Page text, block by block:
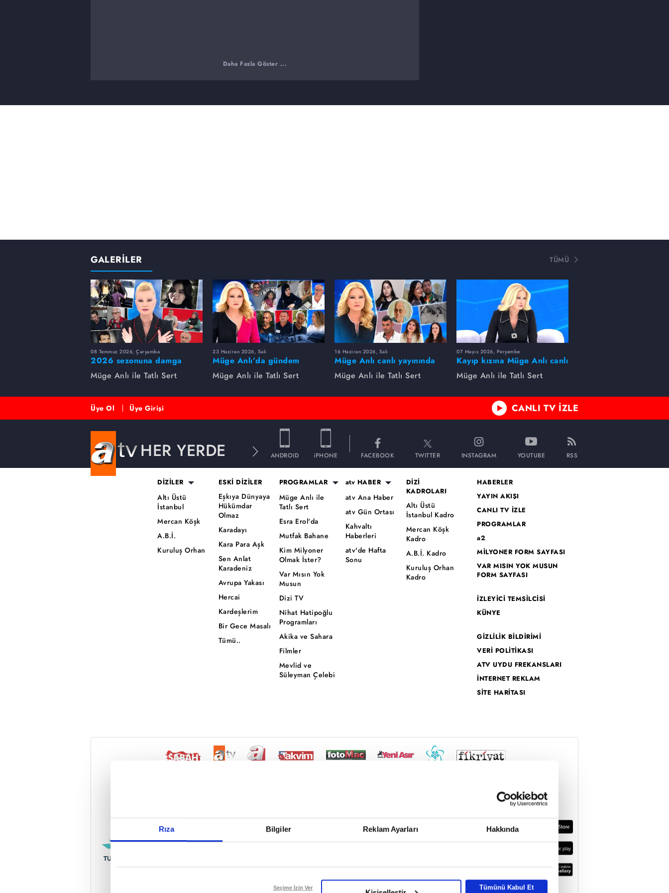
Rıza Bilgiler Reklam Ayarları Hakkında
Reddet
Seçime İzin Ver Tümünü Kabul Et
Daha Fazla Göster ...
GALERİLER TÜMÜ
08 Temmuz 2026, Çarşamba
2026 sezonuna damga
vuran 5 Müge Anlı
dosyası...
Müge Anlı ile Tatlı Sert
23 Haziran 2026, Salı
Müge Anlı’da gündem
sarsıldı! Kayıp dosyaları ve
aile ihanetleri herkesi şoke
Müge Anlı ile Tatlı Sert
16 Haziran 2026, Salı
Müge Anlı canlı yayınında
dikkat çeken gelişmeler
yaşandı. Kayıp,
Müge Anlı ile Tatlı Sert
07 Mayıs 2026, Perşembe
Kayıp kızına Müge Anlı canlı
yayında kavuştu
Müge Anlı ile Tatlı Sert
Üye Ol Üye Girişi CANLI TV İZLE
HER YERDE ANDROID iPHONE FACEBOOK TWITTER INSTAGRAM YOUTUBE RSS
DİZİLER
Altı Üstü
İstanbul
Mercan Köşk
A.B.İ.
Kuruluş Orhan
ESKİ DİZİLER
Eşkıya Dünyaya
Hükümdar
Olmaz
Karadayı
Kara Para Aşk
Sen Anlat
Karadeniz
Avrupa Yakası
Hercai
Kardeşlerim
Bir Gece Masalı
Tümü..
PROGRAMLAR
Müge Anlı ile
Tatlı Sert
Esra Erol'da
Mutfak Bahane
Kim Milyoner
Olmak İster?
Var Mısın Yok
Musun
Dizi TV
Nihat Hatipoğlu
Programları
Akika ve Sahara
Filmler
Mevlid ve
Süleyman Çelebi
atv HABER
atv Ana Haber
atv Gün Ortası
Kahvaltı
Haberleri
atv'de Hafta
Sonu
DİZİ
KADROLARI
Altı Üstü
İstanbul Kadro
Mercan Köşk
Kadro
A.B.İ. Kadro
Kuruluş Orhan
Kadro
HABERLER
YAYIN AKIŞI
CANLI TV İZLE
PROGRAMLAR
a2
MİLYONER FORM SAYFASI
VAR MISIN YOK MUSUN
FORM SAYFASI
İZLEYİCİ TEMSİLCİSİ
KÜNYE
GİZLİLİK BİLDİRİMİ
VERİ POLİTİKASI
ATV UYDU FREKANSLARI
İNTERNET REKLAM
SİTE HARİTASI